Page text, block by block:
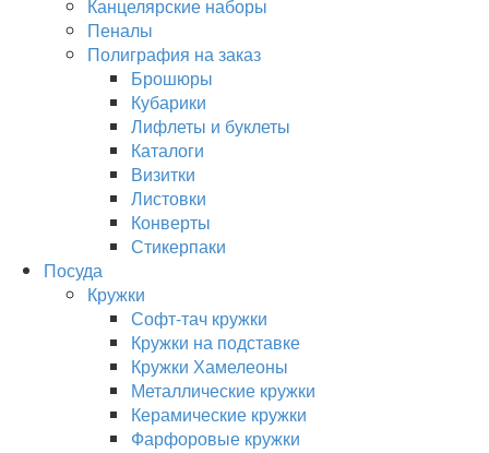
Канцелярские наборы
Пеналы
Полиграфия на заказ
Брошюры
Кубарики
Лифлеты и буклеты
Каталоги
Визитки
Листовки
Конверты
Стикерпаки
Посуда
Кружки
Софт-тач кружки
Кружки на подставке
Кружки Хамелеоны
Металлические кружки
Керамические кружки
Фарфоровые кружки